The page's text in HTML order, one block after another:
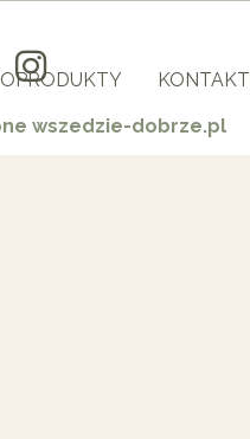
KONTAKT
wszedzie-dobrze.pl